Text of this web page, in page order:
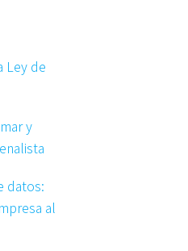
Ley de
y
datos:
al